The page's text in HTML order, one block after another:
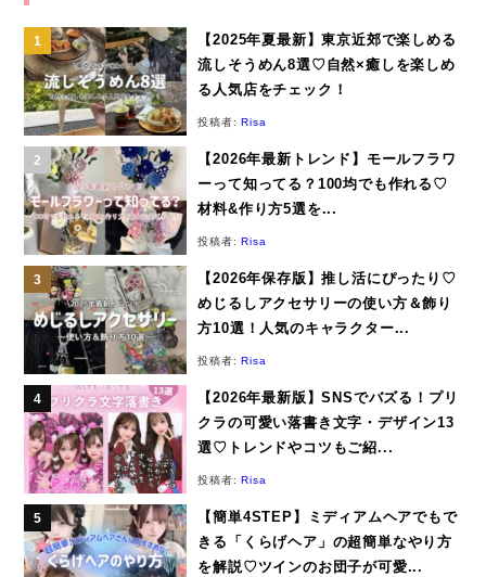
【2025年夏最新】東京近郊で楽しめる
流しそうめん8選♡自然×癒しを楽しめ
る人気店をチェック！
投稿者:Risa
【2026年最新トレンド】モールフラワ
ーって知ってる？100均でも作れる♡
材料&作り方5選を...
投稿者:Risa
【2026年保存版】推し活にぴったり♡
めじるしアクセサリーの使い方＆飾り
方10選！人気のキャラクター...
投稿者:Risa
【2026年最新版】SNSでバズる！プリ
クラの可愛い落書き文字・デザイン13
選♡トレンドやコツもご紹...
投稿者:Risa
【簡単4STEP】ミディアムヘアでもで
きる「くらげヘア」の超簡単なやり方
を解説♡ツインのお団子が可愛...